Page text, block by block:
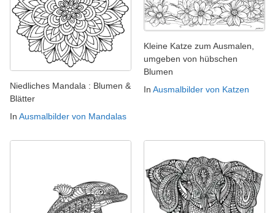
Niedliches Mandala : Blumen &
Blätter
In Ausmalbilder von Mandalas
Kleine Katze zum Ausmalen,
umgeben von hübschen
Blumen
In Ausmalbilder von Katzen